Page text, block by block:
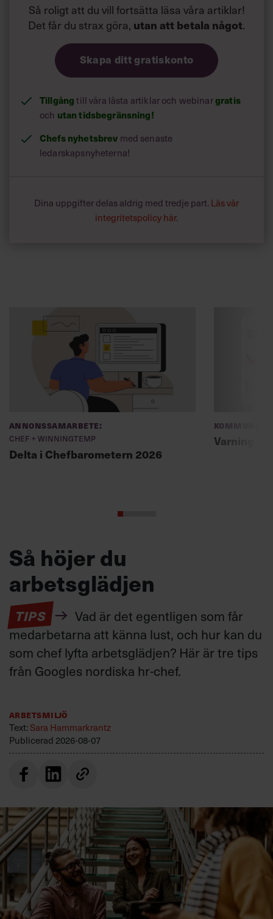
Så roligt att du vill fortsätta läsa våra artiklar!
Det får du strax göra, utan att betala något.
Skapa ditt gratiskonto
Tillgångtill våra låsta artiklar och webinargratis
och utan tidsbegränsning!
Chefs nyhetsbrev med senaste
ledarskapsnyheterna!
Dina uppgifter delas aldrig med tredje part. Läs vår
integritetspolicy här.
Annonssamarbete:
Chef + Winningtemp
Delta i Chefbarometern 2026
Varning
Så höjer du
arbetsglädjen
TIPS
Vad är det egentligen som får
medarbetarna att känna lust, och hur kan du
som chef lyfta arbetsglädjen? Här är tre tips
från Googles nordiska hr-chef.
Arbetsmiljö
Text:Sara Hammarkrantz
Publicerad 2026-08-07